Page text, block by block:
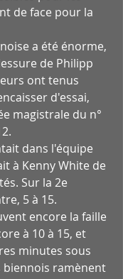
de face pour la
a été énorme,
de Philipp
ont tenus
d'essai,
magistrale du n°
dans l'équipe
à Kenny White de
Sur la 2e
5 à 15.
encore la faille
à 10 à 15, et
minutes sous
biennois ramènent